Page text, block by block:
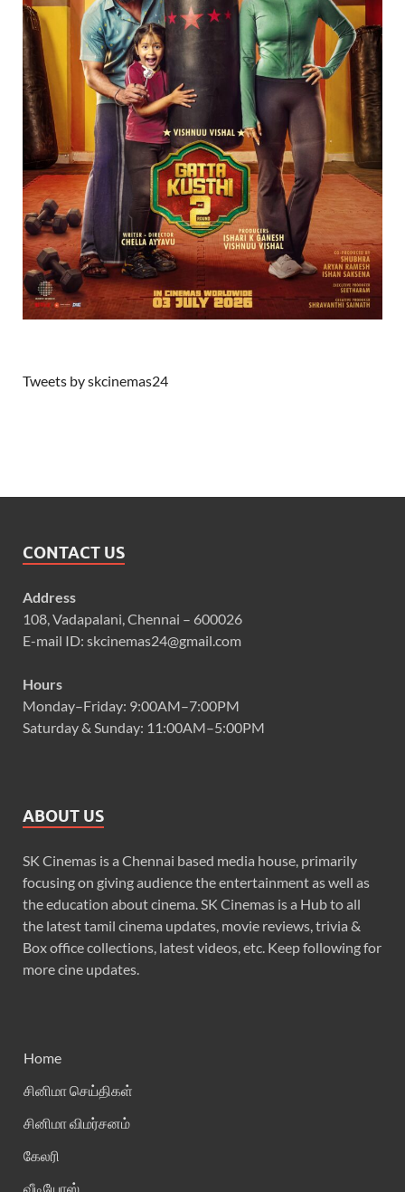
Tweets by skcinemas24
CONTACT US
Address
108, Vadapalani, Chennai – 600026
E-mail ID: skcinemas24@gmail.com
Hours
Monday–Friday: 9:00AM–7:00PM
Saturday & Sunday: 11:00AM–5:00PM
ABOUT US
SK Cinemas is a Chennai based media house, primarily
focusing on giving audience the entertainment as well as
the education about cinema. SK Cinemas is a Hub to all
the latest tamil cinema updates, movie reviews, trivia &
Box office collections, latest videos, etc. Keep following for
more cine updates.
Home
சினிமா செய்திகள்
சினிமா விமர்சனம்
கேலரி
வீடியோஸ்